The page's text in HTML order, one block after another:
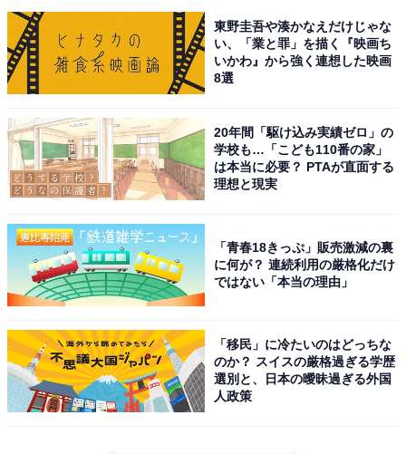
東野圭吾や湊かなえだけじゃな
い、「業と罪」を描く『映画ち
いかわ』から強く連想した映画
8選
20年間「駆け込み実績ゼロ」の
学校も…「こども110番の家」
は本当に必要？ PTAが直面する
理想と現実
「青春18きっぷ」販売激減の裏
に何が？ 連続利用の厳格化だけ
ではない「本当の理由」
「移民」に冷たいのはどっちな
のか？ スイスの厳格過ぎる学歴
選別と、日本の曖昧過ぎる外国
人政策